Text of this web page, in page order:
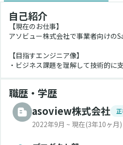
自己紹介
【現在のお仕事】
アソビュー株式会社で事業者向けの
【目指すエンジニア像】
・ビジネス課題を理解して技術的に
職歴・学歴
asoview株式会社
2022年9月 ~ 現在(3年10ヶ月)